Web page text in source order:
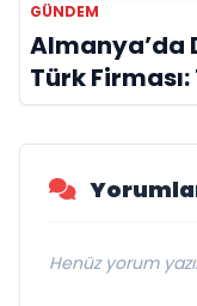
GÜNDEM
Almanya’da
Türk
Henüz yorum